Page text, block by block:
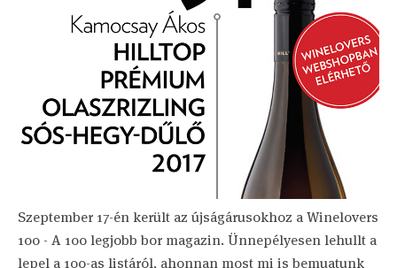
Szeptember 17-én került az újságárusokhoz a Winelovers
100 - A 100 legjobb bor magazin. Ünnepélyesen lehullt a
lepel a 100-as listáról, ahonnan most mi is bemuatunk